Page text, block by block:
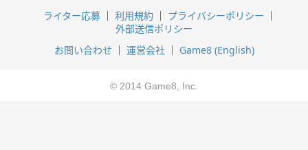
ライター応募 利用規約
プライバシーポリシー
外部送信ポリシー
お問い合わせ
運営会社 Game8 (English)
© 2014 Game8, Inc.